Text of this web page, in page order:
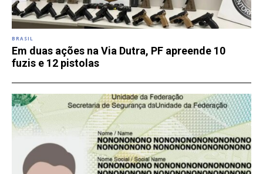
BRASIL
Em duas ações na Via Dutra, PF apreende 10
fuzis e 12 pistolas